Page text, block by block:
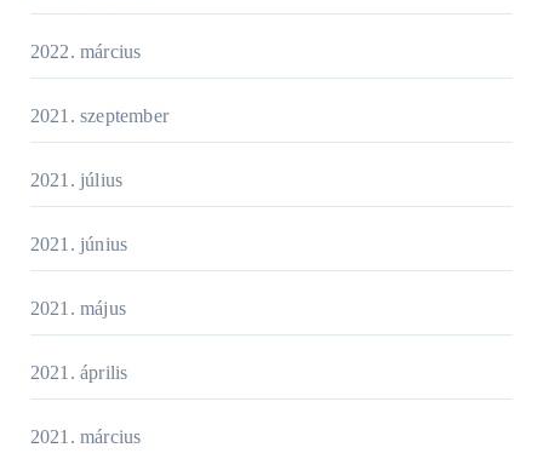
2022. március
2021. szeptember
2021. július
2021. június
2021. május
2021. április
2021. március